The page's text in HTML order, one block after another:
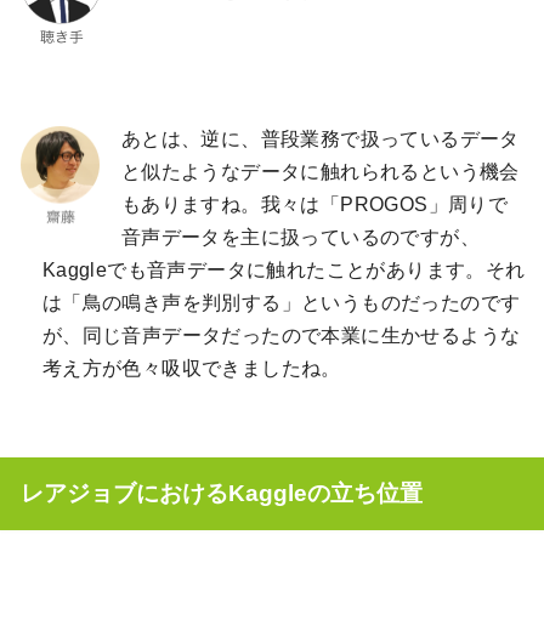
あとは、逆に、普段業務で扱っているデータ
と似たようなデータに触れられるという機会
もありますね。我々は「PROGOS」周りで
音声データを主に扱っているのですが、
Kaggleでも音声データに触れたことがあります。それ
は「鳥の鳴き声を判別する」というものだったのです
が、同じ音声データだったので本業に生かせるような
考え方が色々吸収できましたね。
レアジョブにおけるKaggleの立ち位置